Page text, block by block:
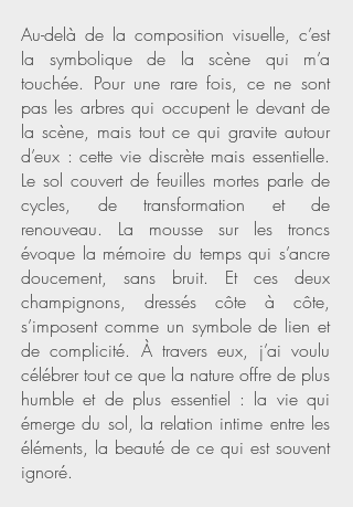
Au-delà de la composition visuelle, c’est
la symbolique de la scène qui m’a
touchée. Pour une rare fois, ce ne sont
pas les arbres qui occupent le devant de
la scène, mais tout ce qui gravite autour
d’eux : cette vie discrète mais essentielle.
Le sol couvert de feuilles mortes parle de
cycles, de transformation et de
renouveau. La mousse sur les troncs
évoque la mémoire du temps qui s’ancre
doucement, sans bruit. Et ces deux
champignons, dressés côte à côte,
s’imposent comme un symbole de lien et
de complicité. À travers eux, j’ai voulu
célébrer tout ce que la nature offre de plus
humble et de plus essentiel : la vie qui
émerge du sol, la relation intime entre les
éléments, la beauté de ce qui est souvent
ignoré.